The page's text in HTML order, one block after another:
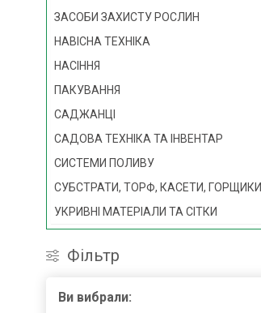
ЗАСОБИ ЗАХИСТУ РОСЛИН
НАВІСНА ТЕХНІКА
НАСІННЯ
ПАКУВАННЯ
САДЖАНЦІ
САДОВА ТЕХНІКА ТА ІНВЕНТАР
СИСТЕМИ ПОЛИВУ
СУБСТРАТИ, ТОРФ, КАСЕТИ, ГОРЩИКИ
УКРИВНІ МАТЕРІАЛИ ТА СІТКИ
Фільтр
Ви вибрали: